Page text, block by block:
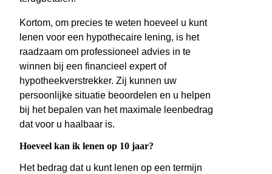
Kortom, om precies te weten hoeveel u kunt
lenen voor een hypothecaire lening, is het
raadzaam om professioneel advies in te
winnen bij een financieel expert of
hypotheekverstrekker. Zij kunnen uw
persoonlijke situatie beoordelen en u helpen
bij het bepalen van het maximale leenbedrag
dat voor u haalbaar is.
Hoeveel kan ik lenen op 10 jaar?
Het bedrag dat u kunt lenen op een termijn